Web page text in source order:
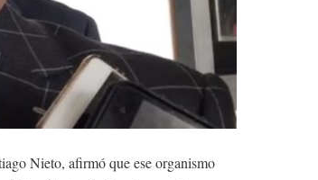
Nieto, afirmó que ese organismo